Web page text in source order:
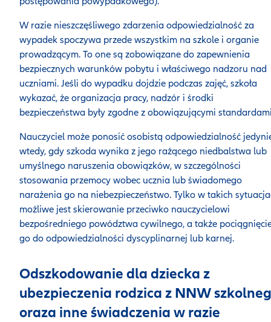
W razie nieszczęśliwego zdarzenia odpowiedzialność za
wypadek spoczywa przede wszystkim na szkole i organie
prowadzącym. To one są zobowiązane do zapewnienia
bezpiecznych warunków pobytu i właściwego nadzoru nad
uczniami. Jeśli do wypadku dojdzie podczas zajęć, szkoła
wykazać, że organizacja pracy, nadzór i środki
bezpieczeństwa były zgodne z obowiązującymi
Nauczyciel może ponosić osobistą odpowiedzialność
wtedy, gdy szkoda wynika z jego rażącego niedbalstwa lub
umyślnego naruszenia obowiązków, w szczególności
stosowania przemocy wobec ucznia lub świadomego
narażenia go na niebezpieczeństwo. Tylko w takich
możliwe jest skierowanie przeciwko nauczycielowi
bezpośredniego powództwa cywilnego, a także
go do odpowiedzialności dyscyplinarnej lub karnej.
Odszkodowanie dla dziecka z
ubezpieczenia rodzica z NNW
oraza inne świadczenia w razie